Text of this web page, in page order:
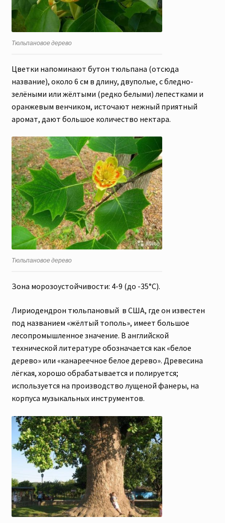
Тюльпановое дерево
Цветки напоминают бутон тюльпана (отсюда
название), около 6 см в длину, двуполые, с бледно-
зелёными или жёлтыми (редко белыми) лепестками и
оранжевым венчиком, источают нежный приятный
аромат, дают большое количество нектара.
Тюльпановое дерево
Зона морозоустойчивости: 4-9 (до -35°C).
Лириодендрон тюльпановый в США, где он известен
под названием «жёлтый тополь», имеет большое
лесопромышленное значение. В английской
технической литературе обозначается как «белое
дерево» или «канареечное белое дерево». Древесина
лёгкая, хорошо обрабатывается и полируется;
используется на производство лущеной фанеры, на
корпуса музыкальных инструментов.